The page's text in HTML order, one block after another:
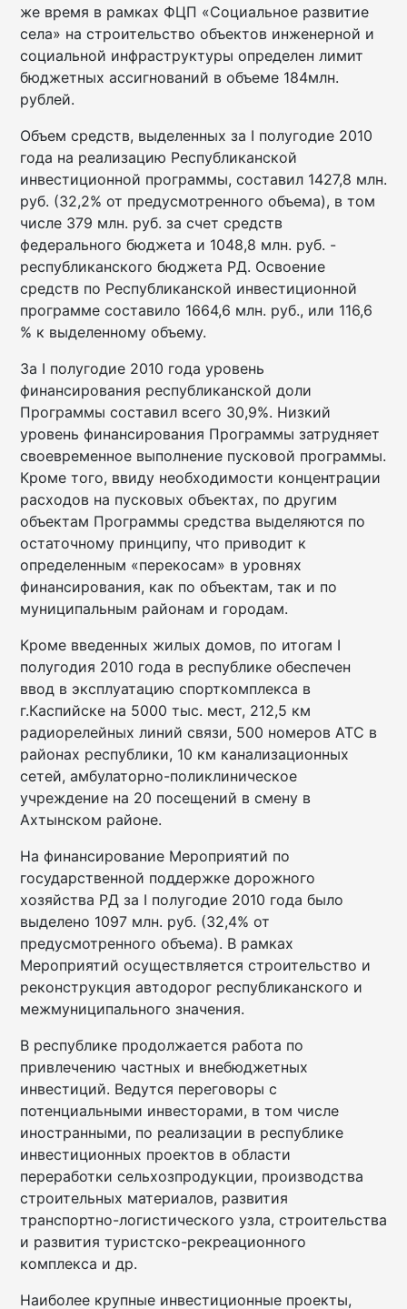
же время в рамках ФЦП «Социальное развитие
села» на строительство объектов инженерной и
социальной инфраструктуры определен лимит
бюджетных ассигнований в объеме 184млн.
рублей.
Объем средств, выделенных за I полугодие 2010
года на реализацию Республиканской
инвестиционной программы, составил 1427,8 млн.
руб. (32,2% от предусмотренного объема), в том
числе 379 млн. руб. за счет средств
федерального бюджета и 1048,8 млн. руб. -
республиканского бюджета РД. Освоение
средств по Республиканской инвестиционной
программе составило 1664,6 млн. руб., или 116,6
% к выделенному объему.
За I полугодие 2010 года уровень
финансирования республиканской доли
Программы составил всего 30,9%. Низкий
уровень финансирования Программы затрудняет
своевременное выполнение пусковой программы.
Кроме того, ввиду необходимости концентрации
расходов на пусковых объектах, по другим
объектам Программы средства выделяются по
остаточному принципу, что приводит к
определенным «перекосам» в уровнях
финансирования, как по объектам, так и по
муниципальным районам и городам.
Кроме введенных жилых домов, по итогам I
полугодия 2010 года в республике обеспечен
ввод в эксплуатацию спорткомплекса в
г.Каспийске на 5000 тыс. мест, 212,5 км
радиорелейных линий связи, 500 номеров АТС в
районах республики, 10 км канализационных
сетей, амбулаторно-поликлиническое
учреждение на 20 посещений в смену в
Ахтынском районе.
На финансирование Мероприятий по
государственной поддержке дорожного
хозяйства РД за I полугодие 2010 года было
выделено 1097 млн. руб. (32,4% от
предусмотренного объема). В рамках
Мероприятий осуществляется строительство и
реконструкция автодорог республиканского и
межмуниципального значения.
В республике продолжается работа по
привлечению частных и внебюджетных
инвестиций. Ведутся переговоры с
потенциальными инвесторами, в том числе
иностранными, по реализации в республике
инвестиционных проектов в области
переработки сельхозпродукции, производства
строительных материалов, развития
транспортно-логистического узла, строительства
и развития туристско-рекреационного
комплекса и др.
Наиболее крупные инвестиционные проекты,